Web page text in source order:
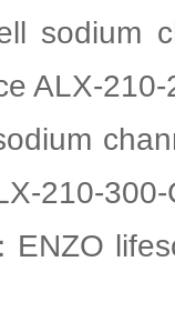
sodium
ALX-
210-
ENZO